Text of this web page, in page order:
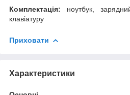
Комплектація: ноутбук,
клавіатуру
Приховати
Характеристики